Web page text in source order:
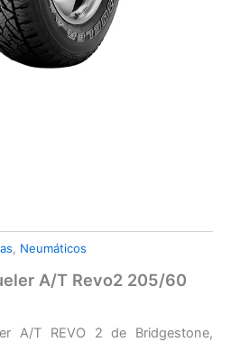
, Neumáticos
A/T Revo2 205/60
A/T REVO 2 de Bridgestone,